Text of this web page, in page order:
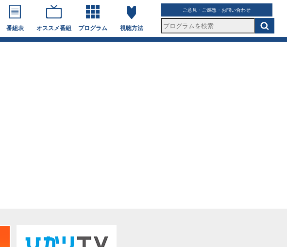
番組表 オススメ番組 プログラム 視聴方法
ご意見・ご感想・お問い合わせ